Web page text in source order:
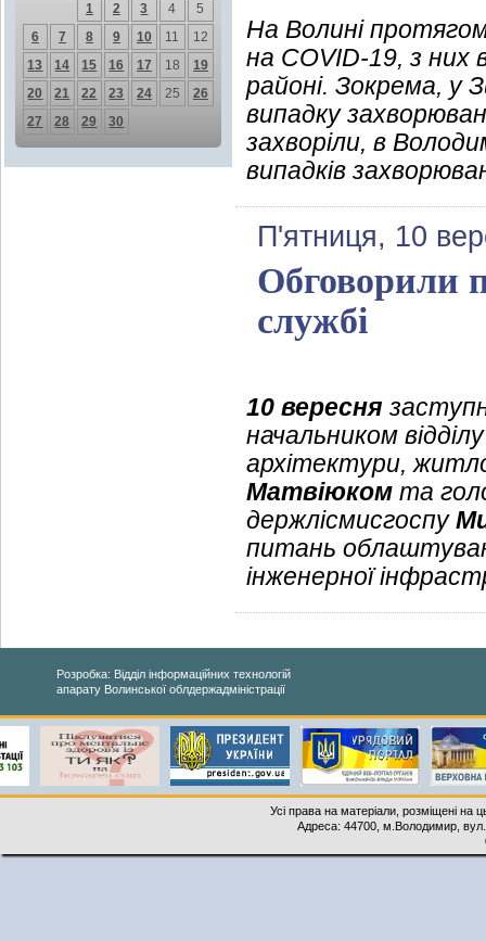
1
2 3 4
5
6
7 8 9 10 11
12
13
14 15 16 17 18
19
20
21 22 23 24 25
26
27
28 29 30
На Волині
на COVID-19, з них
районі. Зокрема, у
випадку
захворіли, в
випадків
П'ятниця, 10
Обговорили
службі
10 вересня
начальником
архітектури,
Матвіюком та
держлісмисгоспу
питань
інженерної
Розробка: Відділ інформаційних технологій
апарату Волинської облдержадміністрації
Усі права на матеріали, розміщені на
Адреса: 44700, м.Володимир,